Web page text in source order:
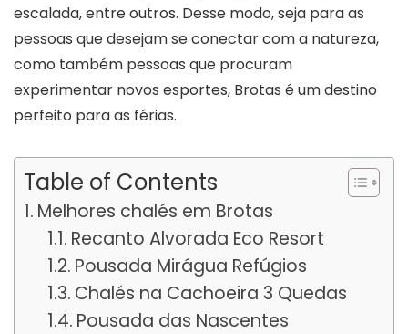
escalada, entre outros. Desse modo, seja para as
pessoas que desejam se conectar com a natureza,
como também pessoas que procuram
experimentar novos esportes, Brotas é um destino
perfeito para as férias.
Table of Contents
Melhores chalés em Brotas
Recanto Alvorada Eco Resort
Pousada Mirágua Refúgios
Chalés na Cachoeira 3 Quedas
Pousada das Nascentes